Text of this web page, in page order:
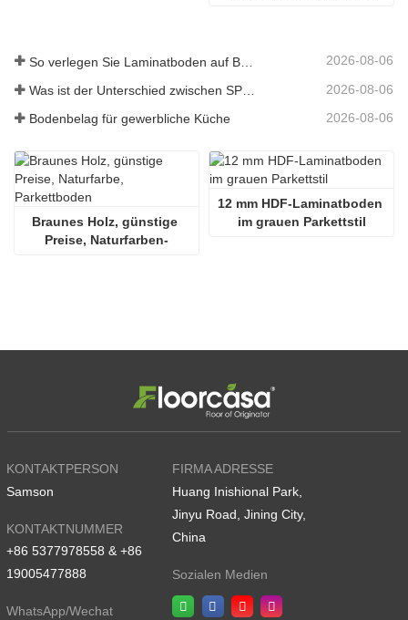
2026-08-06
2026-08-06
Bodenbelag für gewerbliche Küche 2026-08-06
Braunes Holz, günstige
Preise, Naturfarben-
12 mm HDF-Laminatboden
im grauen Parkettstil
KONTAKTPERSON
Samson
KONTAKTNUMMER
+86 5377978558 & +86
19005477888
WhatsApp/Wechat
FIRMA ADRESSE
Huang Inishional Park,
Jinyu Road, Jining City,
China
Sozialen Medien